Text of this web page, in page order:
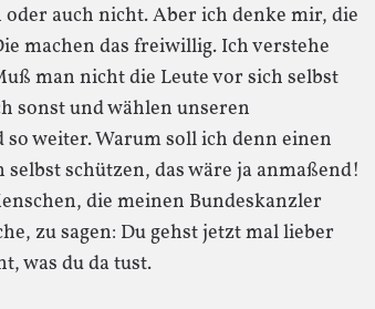
auch nicht. Aber ich denke mir, die
machen das freiwillig. Ich verstehe
man nicht die Leute vor sich selbst
sonst und wählen unseren
weiter. Warum soll ich denn einen
schützen, das wäre ja anmaßend!
die meinen Bundeskanzler
zu sagen: Du gehst jetzt mal lieber
was du da tust.